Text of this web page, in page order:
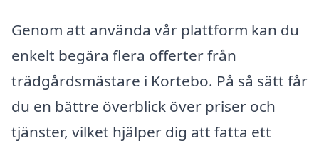
Genom att använda vår plattform kan du
enkelt begära flera offerter från
trädgårdsmästare i Kortebo. På så sätt får
du en bättre överblick över priser och
tjänster, vilket hjälper dig att fatta ett